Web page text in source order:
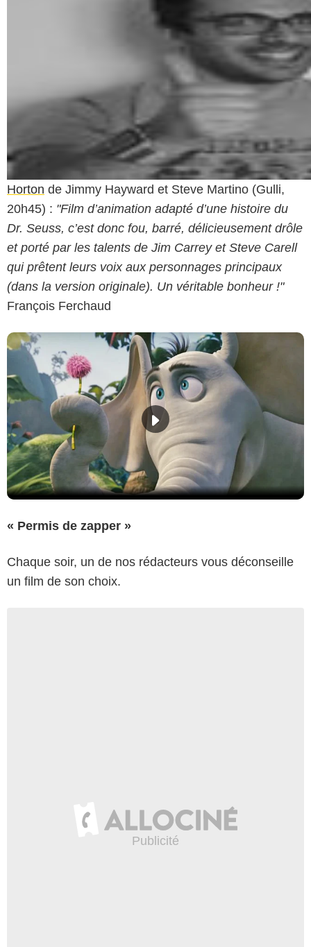
Horton de Jimmy Hayward et Steve Martino (Gulli,
20h45) : "Film d’animation adapté d’une histoire du
Dr. Seuss, c’est donc fou, barré, délicieusement drôle
et porté par les talents de Jim Carrey et Steve Carell
qui prêtent leurs voix aux personnages principaux
(dans la version originale). Un véritable bonheur !"
François Ferchaud
« Permis de zapper »
Chaque soir, un de nos rédacteurs vous déconseille
un film de son choix.